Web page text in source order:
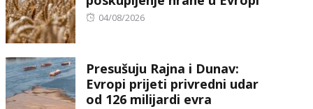
Posted
04/08/2026
Presušuju Rajna i Dunav:
Evropi prijeti privredni udar
od 126 milijardi evra